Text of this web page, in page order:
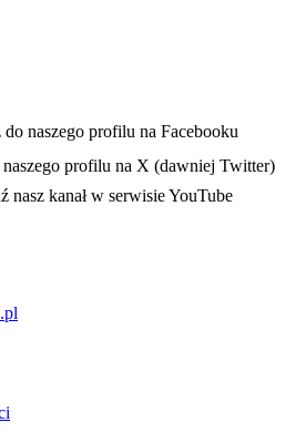
się w nowej karcie
do naszego profilu na Facebooku
karcie
naszego profilu na X (dawniej Twitter)
się w nowej karcie
nasz kanał w serwisie YouTube